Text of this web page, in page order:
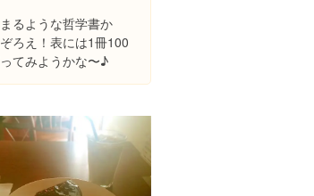
るような哲学書か
ろえ！表には1冊100
てみようかな〜♪